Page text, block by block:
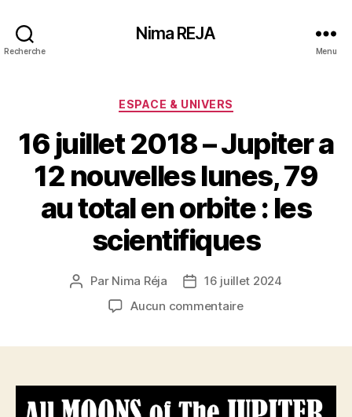
Recherche
Nima REJA
Menu
Catégories
ESPACE & UNIVERS
16 juillet 2018 – Jupiter a
12 nouvelles lunes, 79
au total en orbite : les
scientifiques
Auteur
l’article
Par Nima Réja
Date16 juillet 2024
Aucun commentairesur